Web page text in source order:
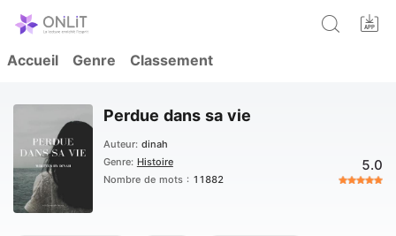
Accueil Genre Classement
Perdue dans sa vie
Auteur: dinah
Genre: Histoire
Nombre de mots : 11882
5.0